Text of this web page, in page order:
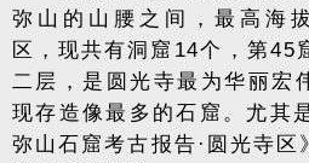
弥山的山腰之间，最高海
区，现共有洞窟14个，第45
二层，是圆光寺最为华丽宏
现存造像最多的石窟。尤其
弥山石窟考古报告·圆光寺区